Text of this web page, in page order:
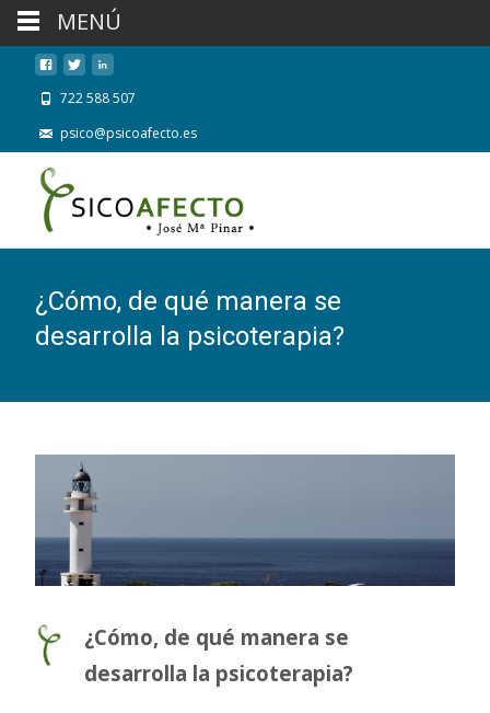
722 588 507
psico@psicoafecto.es
¿Cómo, de qué manera se
desarrolla la psicoterapia?
¿Cómo, de qué manera se
desarrolla la psicoterapia?
MENÚ